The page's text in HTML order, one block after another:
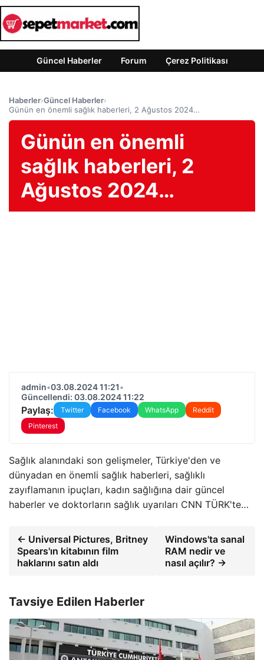
Güncel Haberler Forum Çerez Politikası
Haberler›Güncel Haberler›
Günün en önemli sağlık haberleri, 2 Ağustos 2024…
Günün en önemli
sağlık haberleri, 2
Ağustos 2024…
admin•03.08.2024 11:21•
Güncellendi: 03.08.2024 11:22
Paylaş: Twitter Facebook WhatsApp
Reddit
Pinterest
Sağlık alanındaki son gelişmeler, Türkiye'den ve
dünyadan en önemli sağlık haberleri, sağlıklı
zayıflamanın ipuçları, kadın sağlığına dair güncel
haberler ve doktorların sağlık uyarıları CNN TÜRK'te…
← Universal Pictures, Britney
Spears'ın kitabının film
haklarını satın aldı
Windows'ta sanal
RAM nedir ve
nasıl açılır? →
Tavsiye Edilen Haberler